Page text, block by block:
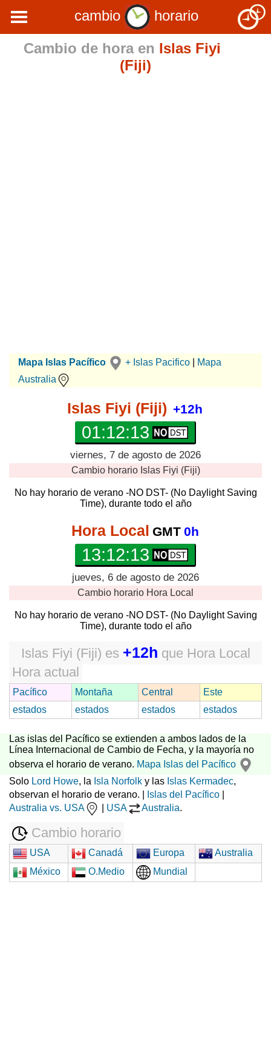
cambio
horario
Cambio de hora en Islas Fiyi
(Fiji)
Mapa Islas Pacífico + Islas Pacifico
Mapa
Australia
Islas Fiyi (Fiji) +12h
01:12:14
viernes, 7 de agosto de 2026
Cambio horario Islas Fiyi (Fiji)
No hay horario de verano -NO DST- (No Daylight Saving
Time), durante todo el año
Hora Local GMT 0h
13:12:14
jueves, 6 de agosto de 2026
Cambio horario Hora Local
No hay horario de verano -NO DST- (No Daylight Saving
Time), durante todo el año
Islas Fiyi (Fiji) es +12h que Hora Local
Hora actual
Pacífico Montaña Central
Este
estados
estados estados estados
Las islas del Pacífico se extienden a ambos lados de la
Línea Internacional de Cambio de Fecha, y la mayoría no
observa el horario de verano. Mapa Islas del Pacífico
Solo Lord Howe, la Isla Norfolk y las Islas Kermadec,
observan el horario de verano. |
Islas del Pacífico
Australia vs. USA
USA Australia.
Cambio horario
USA Canadá Europa
Australia
México
O.Medio Mundial